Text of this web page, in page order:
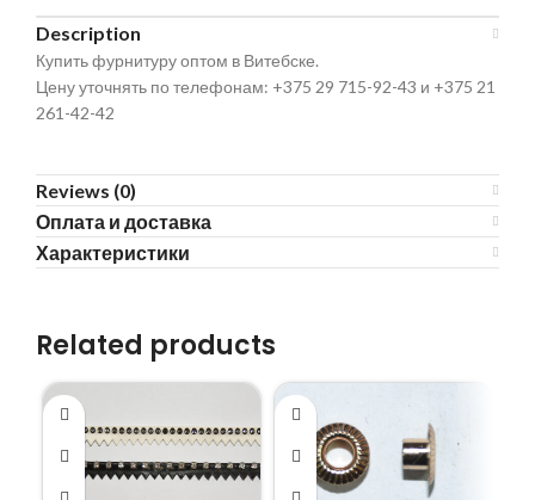
Description
Купить фурнитуру оптом в Витебске.
Цену уточнять по телефонам: +375 29 715-92-43 и +375 21
261-42-42
Reviews (0)
Оплата и доставка
Характеристики
Related products